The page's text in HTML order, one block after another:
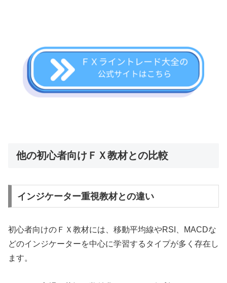
他の初心者向けＦＸ教材との比較
インジケーター重視教材との違い
初心者向けのＦＸ教材には、移動平均線やRSI、MACDな
どのインジケーターを中心に学習するタイプが多く存在し
ます。